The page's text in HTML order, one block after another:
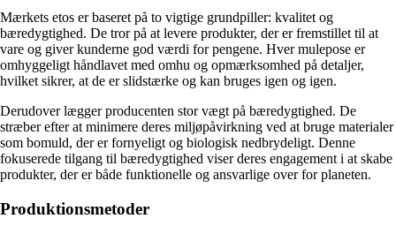
Mærkets etos er baseret på to vigtige grundpiller: kvalitet og
bæredygtighed. De tror på at levere produkter, der er fremstillet til at
vare og giver kunderne god værdi for pengene. Hver mulepose er
omhyggeligt håndlavet med omhu og opmærksomhed på detaljer,
hvilket sikrer, at de er slidstærke og kan bruges igen og igen.
Derudover lægger producenten stor vægt på bæredygtighed. De
stræber efter at minimere deres miljøpåvirkning ved at bruge materialer
som bomuld, der er fornyeligt og biologisk nedbrydeligt. Denne
fokuserede tilgang til bæredygtighed viser deres engagement i at skabe
produkter, der er både funktionelle og ansvarlige over for planeten.
Produktionsmetoder